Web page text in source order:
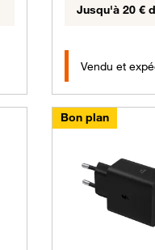
Jusqu'à 20 €
Vendu et
Bon plan